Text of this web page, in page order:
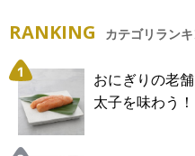
RANKING カテゴリラン
おにぎりの老
太子を味わう！